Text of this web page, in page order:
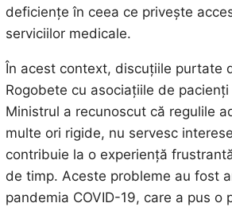
deficiențe în ceea ce privește
serviciilor medicale.
În acest context, discuțiile purtate
Rogobete cu asociațiile de
Ministrul a recunoscut că regulile
multe ori rigide, nu servesc
contribuie la o experiență
de timp. Aceste probleme au fost
pandemia COVID-19, care a pus o